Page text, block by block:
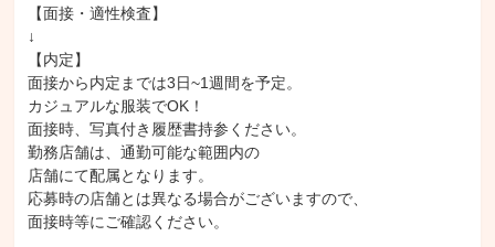
【面接・適性検査】
↓
【内定】
面接から内定までは3日~1週間を予定。
カジュアルな服装でOK！
面接時、写真付き履歴書持参ください。
勤務店舗は、通勤可能な範囲内の
店舗にて配属となります。
応募時の店舗とは異なる場合がございますので、
面接時等にご確認ください。